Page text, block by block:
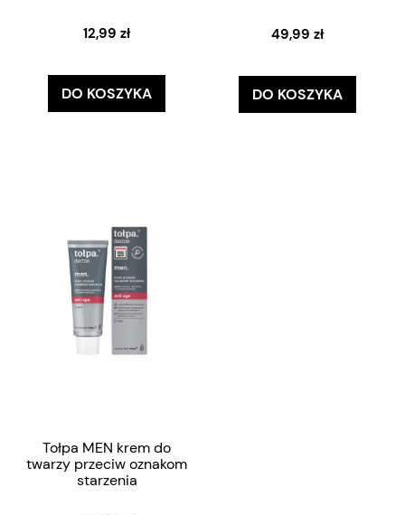
12,99 zł
DO KOSZYKA
49,99 zł
DO KOSZYKA
Tołpa MEN krem do
twarzy przeciw oznakom
starzenia